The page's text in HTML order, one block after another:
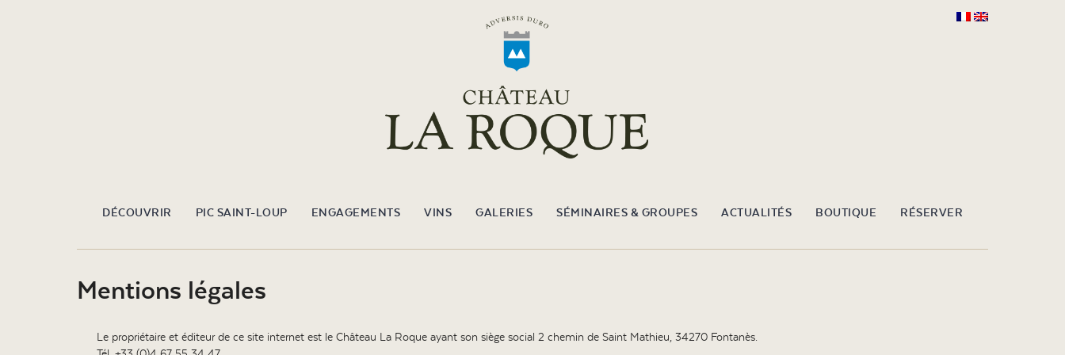
DÉCOUVRIR PIC SAINT-LOUP ENGAGEMENTS VINS GALERIES SÉMINAIRES & GROUPES ACTUALITÉS BOUTIQUE RÉSERVER
Mentions légales
Le propriétaire et éditeur de ce site internet est le Château La Roque ayant son siège social 2 chemin de Saint Mathieu, 34270 Fontanès.